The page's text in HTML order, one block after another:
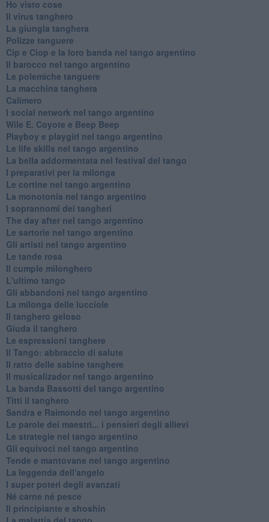
Ho visto cose
Il virus tanghero
La giungla tanghera
Polizze tanguere
Cip e Ciop e la loro banda nel tango argentino
Il barocco nel tango argentino
Le polemiche tanguere
La macchina tanghera
Calimero
​I social network nel tango argentino
Wile E. Coyote e Beep Beep
Playboy e playgirl nel tango argentino
Le life skills nel tango argentino
La bella addormentata nel festival del tango
I preparativi per la milonga
Le cortine nel tango argentino
La monotonia nel tango argentino
I soprannomi dei tangheri
The day after nel tango argentino
Le sartorie nel tango argentino
Gli artisti nel tango argentino
Le tande rosa
Il cumple milonghero
L'ultimo tango
Gli abbandoni nel tango argentino
La milonga delle lucciole
Il tanghero geloso
Giuda il tanghero
Le espressioni tanghere
Il Tango: abbraccio di salute
Il ratto delle sabine tanghere
Il musicalizador nel tango argentino
La banda Bassotti del tango argentino
Titti il tanghero
Sandra e Raimondo nel tango argentino
Le parole dei maestri... i pensieri degli allievi
Le strategie nel tango argentino
Gli equivoci nel tango argentino
Tende e mantovane nel tango argentino
La leggenda dell'angelo
I super poteri degli avanzati
​Né carne né pesce
Il principiante e shoshin